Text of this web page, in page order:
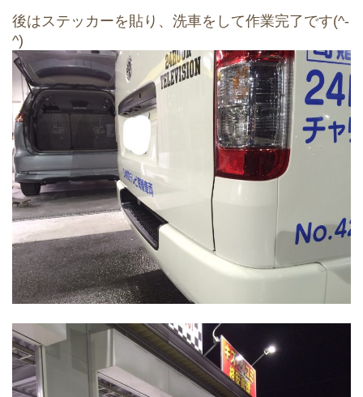
後はステッカーを貼り、洗車をして作業完了です(^-
^)